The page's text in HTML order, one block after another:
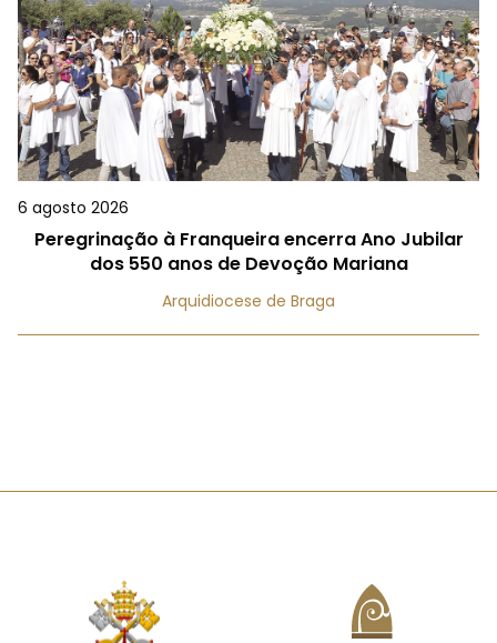
6 agosto 2026
Peregrinação à Franqueira encerra Ano Jubilar
dos 550 anos de Devoção Mariana
Arquidiocese de Braga